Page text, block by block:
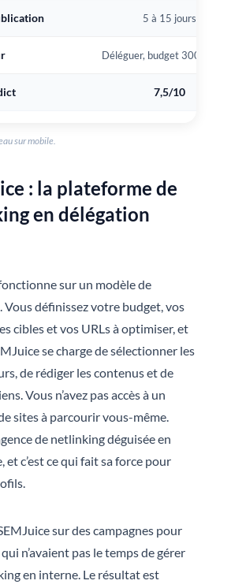
5 à 15 jours
Déléguer, budget 300€+/mois
7,5/10
sur mobile.
: la plateforme de
en délégation
sur un modèle de
Vous définissez votre budget, vos
cibles et vos URLs à optimiser, et
se charge de sélectionner les
de rédiger les contenus et de
Vous n’avez pas accès à un
sites à parcourir vous-même.
de netlinking déguisée en
et c’est ce qui fait sa force pour
sur des campagnes pour
n’avaient pas le temps de gérer
en interne. Le résultat est